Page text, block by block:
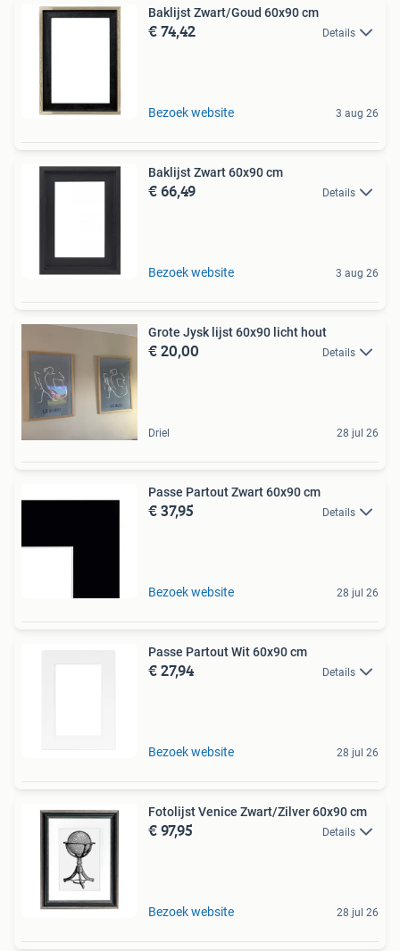
Baklijst Zwart/Goud 60x90 cm
€ 74,42 Details
Bezoek website 3 aug 26
Baklijst Zwart 60x90 cm
€ 66,49 Details
Bezoek website 3 aug 26
Grote Jysk lijst 60x90 licht hout
€ 20,00 Details
Driel 28 jul 26
Passe Partout Zwart 60x90 cm
€ 37,95 Details
Bezoek website 28 jul 26
Passe Partout Wit 60x90 cm
€ 27,94 Details
Bezoek website 28 jul 26
Fotolijst Venice Zwart/Zilver 60x90 cm
€ 97,95 Details
Bezoek website 28 jul 26